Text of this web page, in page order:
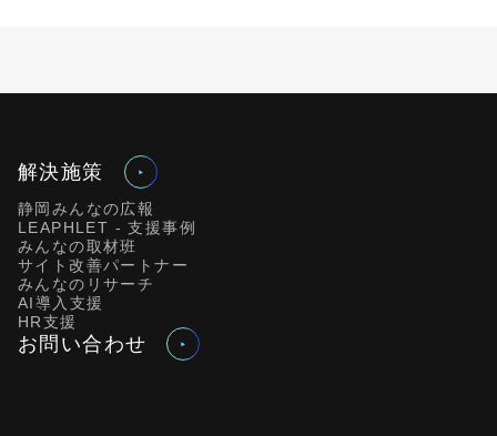
解決施策
静岡みんなの広報
LEAPHLET - 支援事例
みんなの取材班
サイト改善パートナー
みんなのリサーチ
AI導入支援
HR支援
お問い合わせ